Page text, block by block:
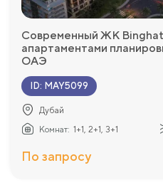
Современный ЖК
апартаментами
ОАЭ
ID: MAY5099
Дубай
Комнат: 1+1, 2+1, 3+1
По запросу